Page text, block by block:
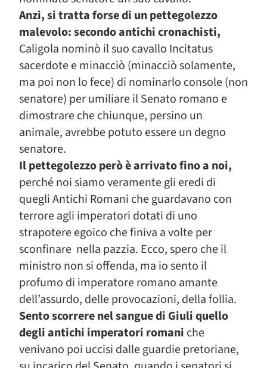
Anzi, si tratta forse di un pettegolezzo
malevolo: secondo antichi cronachisti,
Caligola nominò il suo cavallo Incitatus
sacerdote e minacciò (minacciò solamente,
ma poi non lo fece) di nominarlo console (non
senatore) per umiliare il Senato romano e
dimostrare che chiunque, persino un
animale, avrebbe potuto essere un degno
senatore.
Il pettegolezzo però è arrivato fino a noi,
perché noi siamo veramente gli eredi di
quegli Antichi Romani che guardavano con
terrore agli imperatori dotati di uno
strapotere egoico che finiva a volte per
sconfinare nella pazzia. Ecco, spero che il
ministro non si offenda, ma io sento il
profumo di imperatore romano amante
dell’assurdo, delle provocazioni, della follia.
Sento scorrere nel sangue di Giuli quello
degli antichi imperatori romani che
venivano poi uccisi dalle guardie pretoriane,